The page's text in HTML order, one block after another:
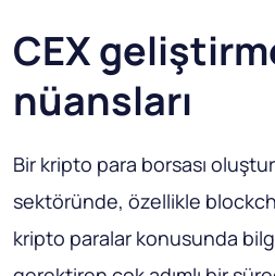
CEX
nüansları
Bir kripto para borsası
sektöründe, özellikle
kripto paralar konusunda